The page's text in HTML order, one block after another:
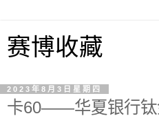
赛博收藏
2023年8月3日星期四
卡60——华夏银行钛